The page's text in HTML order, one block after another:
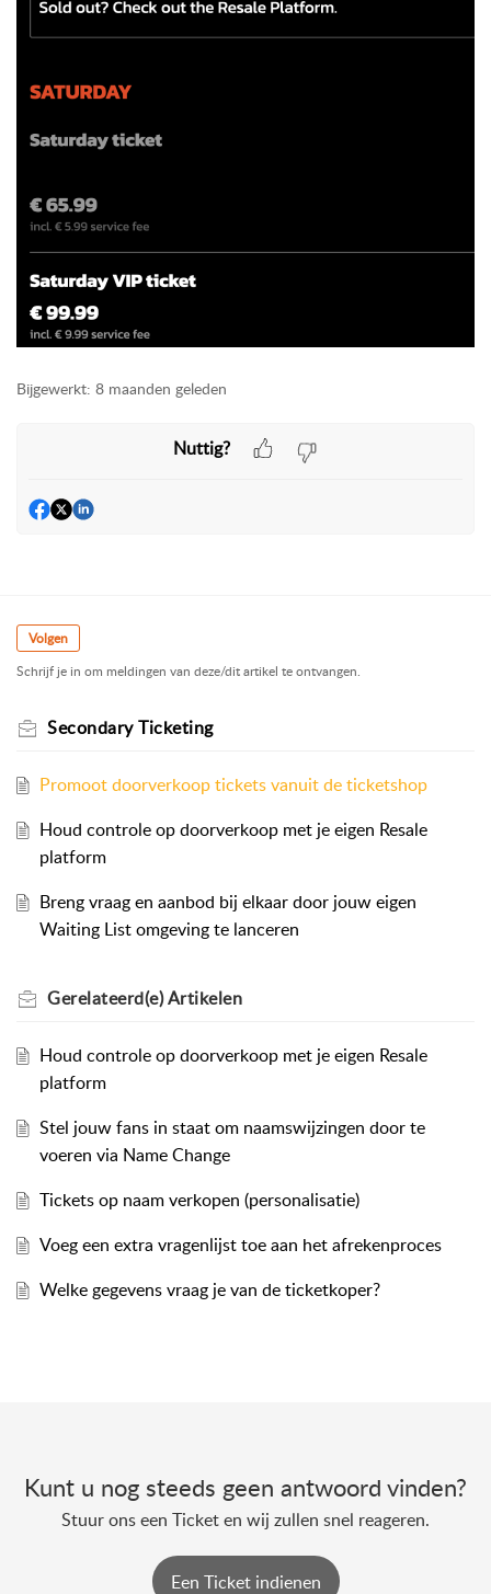
Bijgewerkt: 8 maanden geleden
Nuttig?
Volgen
Schrijf je in om meldingen van deze/dit artikel te ontvangen.
Secondary Ticketing
Promoot doorverkoop tickets vanuit de ticketshop
Houd controle op doorverkoop met je eigen Resale
platform
Breng vraag en aanbod bij elkaar door jouw eigen
Waiting List omgeving te lanceren
Gerelateerd(e)Artikelen
Houd controle op doorverkoop met je eigen Resale
platform
Stel jouw fans in staat om naamswijzingen door te
voeren via Name Change
Tickets op naam verkopen (personalisatie)
Voeg een extra vragenlijst toe aan het afrekenproces
Welke gegevens vraag je van de ticketkoper?
Kunt u nog steeds geen antwoord vinden?
Stuur ons een Ticket en wij zullen snel reageren.
Een Ticket indienen